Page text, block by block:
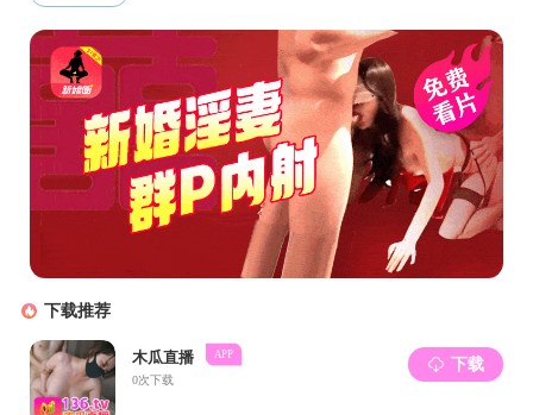
友情链接： 成人导航
联系我们
院长信箱
电话：028-85468711